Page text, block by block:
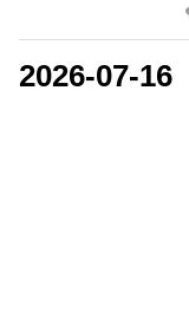
2026-07-16